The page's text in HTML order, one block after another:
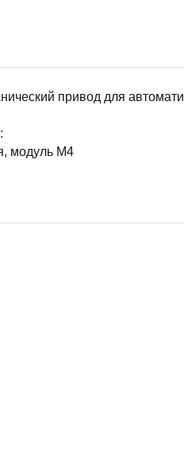
привод для
модуль M4